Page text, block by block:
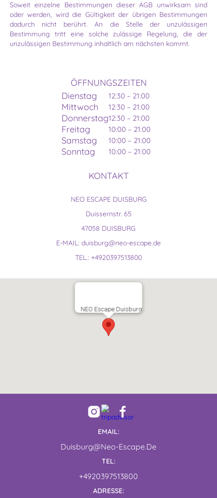
Soweit einzelne Bestimmungen dieser AGB unwirksam sind
oder werden, wird die Gültigkeit der übrigen Bestimmungen
dadurch nicht berührt. An die Stelle der unzulässigen
Bestimmung tritt eine solche zulässige Regelung, die der
unzulässigen Bestimmung inhaltlich am nächsten kommt.
ÖFFNUNGSZEITEN
Dienstag
Mittwoch
Donnerstag
Freitag
Samstag
Sonntag
12:30 – 21:00
12:30 – 21:00
12:30 – 21:00
10:00 – 21:00
10:00 – 21:00
10:00 – 21:00
KONTAKT
NEO ESCAPE DUISBURG
Duissernstr. 65
47058 DUISBURG
E-MAIL: duisburg@neo-escape.de
TEL.: +4920397513800
NEO Escape Duisburg
EMAIL:
Duisburg@neo-Escape.de
TEL:
+4920397513800
ADRESSE: